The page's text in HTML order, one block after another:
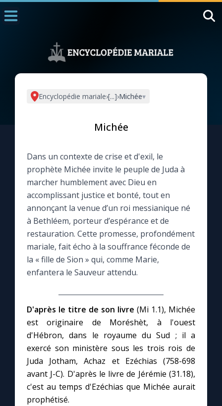
L'actualité de la semaine
La chaîne Youtube
La newsletter
La vidéo de la semaine
Le compte Tiktok
Le magazine
Questions-réponses
Prier au quotidien
Avec Thérèse de Lisieux
Encyclopédie mariale›[...]›Michée▾
Michée
Dans un contexte de crise et d'exil, le
prophète Michée invite le peuple de Juda à
marcher humblement avec Dieu en
accomplissant justice et bonté, tout en
annonçant la venue d’un roi messianique né
à Bethléem, porteur d’espérance et de
restauration. Cette promesse, profondément
mariale, fait écho à la souffrance féconde de
la « fille de Sion » qui, comme Marie,
enfantera le Sauveur attendu.
D'après le titre de son livre (Mi 1.1), Michée
est originaire de Moréshèt, à l'ouest
d'Hébron, dans le royaume du Sud ; il a
exercé son ministère sous les trois rois de
Juda Jotham, Achaz et Ezéchias (758-698
avant J-C). D'après le livre de Jérémie (31.18),
c'est au temps d'Ezéchias que Michée aurait
prophétisé.